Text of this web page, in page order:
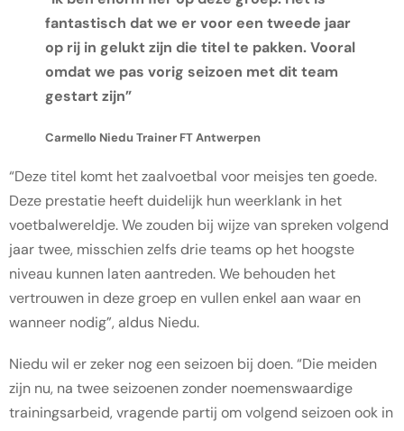
fantastisch dat we er voor een tweede jaar
op rij in gelukt zijn die titel te pakken. Vooral
omdat we pas vorig seizoen met dit team
gestart zijn”
Carmello Niedu Trainer FT Antwerpen
“Deze titel komt het zaalvoetbal voor meisjes ten goede.
Deze prestatie heeft duidelijk hun weerklank in het
voetbalwereldje. We zouden bij wijze van spreken volgend
jaar twee, misschien zelfs drie teams op het hoogste
niveau kunnen laten aantreden. We behouden het
vertrouwen in deze groep en vullen enkel aan waar en
wanneer nodig”, aldus Niedu.
Niedu wil er zeker nog een seizoen bij doen. “Die meiden
zijn nu, na twee seizoenen zonder noemenswaardige
trainingsarbeid, vragende partij om volgend seizoen ook in